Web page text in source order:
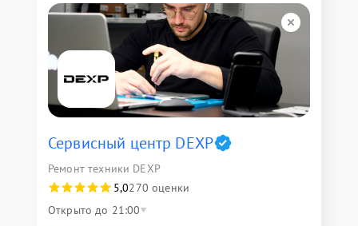
Сервисный центр DEXP
Ремонт техники DEXP
5,0270 оценки
Открыто до 21:00